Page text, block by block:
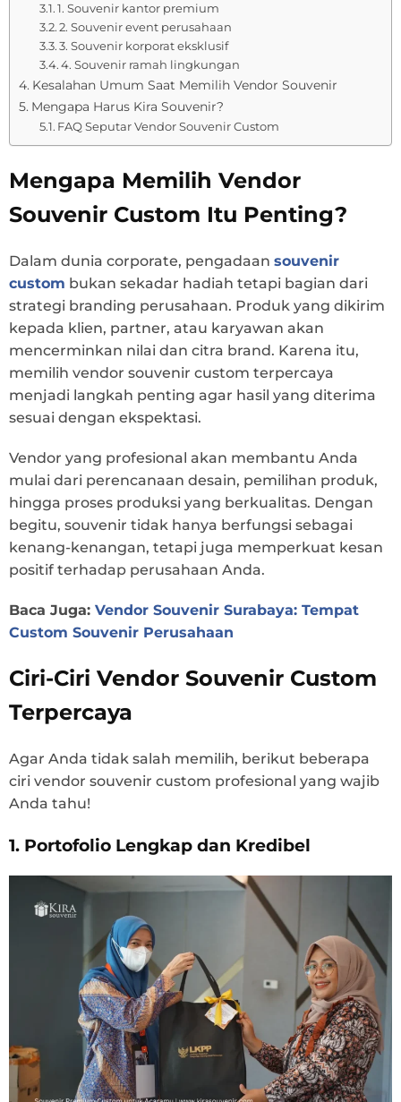
1. Souvenir kantor premium
2. Souvenir event perusahaan
3. Souvenir korporat eksklusif
4. Souvenir ramah lingkungan
Kesalahan Umum Saat Memilih Vendor Souvenir
Mengapa Harus Kira Souvenir?
FAQ Seputar Vendor Souvenir Custom
Mengapa Memilih Vendor
Souvenir Custom Itu Penting?
Dalam dunia corporate, pengadaan souvenir
custom bukan sekadar hadiah tetapi bagian dari
strategi branding perusahaan. Produk yang dikirim
kepada klien, partner, atau karyawan akan
mencerminkan nilai dan citra brand. Karena itu,
memilih vendor souvenir custom terpercaya
menjadi langkah penting agar hasil yang diterima
sesuai dengan ekspektasi.
Vendor yang profesional akan membantu Anda
mulai dari perencanaan desain, pemilihan produk,
hingga proses produksi yang berkualitas. Dengan
begitu, souvenir tidak hanya berfungsi sebagai
kenang-kenangan, tetapi juga memperkuat kesan
positif terhadap perusahaan Anda.
Baca Juga: Vendor Souvenir Surabaya: Tempat
Custom Souvenir Perusahaan
Ciri-Ciri Vendor Souvenir Custom
Terpercaya
Agar Anda tidak salah memilih, berikut beberapa
ciri vendor souvenir custom profesional yang wajib
Anda tahu!
1. Portofolio Lengkap dan Kredibel